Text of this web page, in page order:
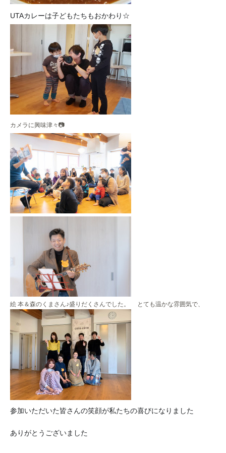
UTAカレーは子どもたちもおかわり☆
カメラに興味津々📷
絵 本＆森のくまさん♪盛りだくさんでした。 とても温かな雰囲気で、
参加いただいた皆さんの笑顔が私たちの喜びになりました
ありがとうございました